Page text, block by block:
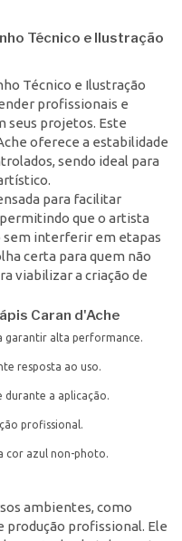
Técnico e Ilustração
Técnico e Ilustração
profissionais e
seus projetos. Este
oferece a estabilidade
sendo ideal para
para facilitar
que o artista
sem interferir em etapas
certa para quem não
viabilizar a criação de
Caran d'Ache
garantir alta performance.
resposta ao uso.
durante a aplicação.
profissional.
cor azul non-photo.
ambientes, como
produção profissional. Ele